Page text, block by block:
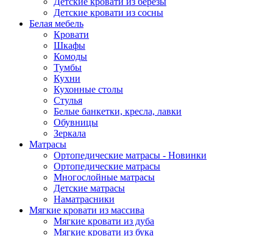
Детские кровати из сосны
Белая мебель
Кровати
Шкафы
Комоды
Тумбы
Кухни
Кухонные столы
Стулья
Белые банкетки, кресла, лавки
Обувницы
Зеркала
Матрасы
Ортопедические матрасы - Новинки
Ортопедические матрасы
Многослойные матрасы
Детские матрасы
Наматрасники
Мягкие кровати из массива
Мягкие кровати из дуба
Мягкие кровати из бука